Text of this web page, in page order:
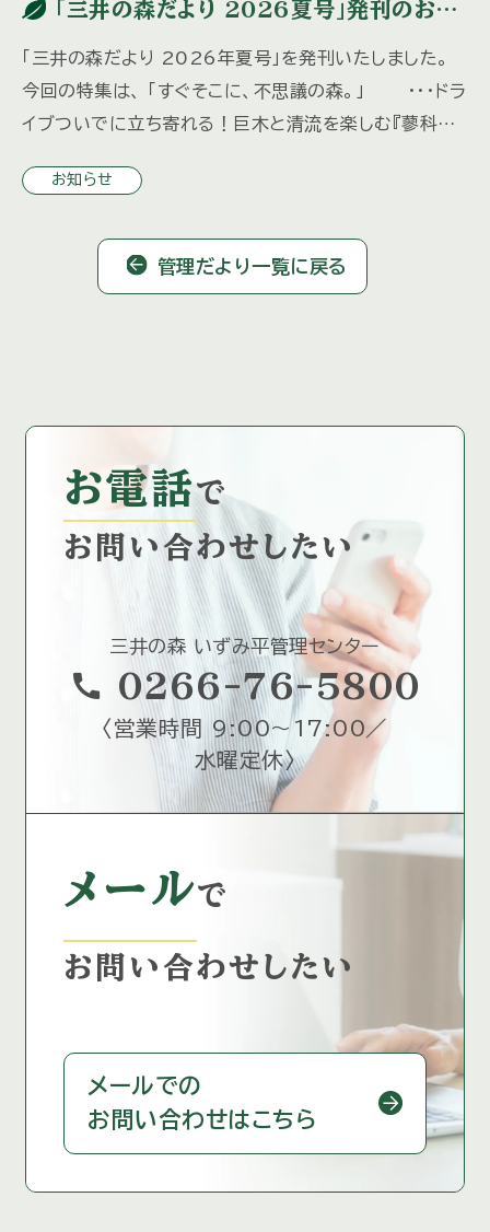
「三井の森だより 2026夏号」発刊のお知
「三井の森だより 2026年夏号」を発刊いたしました。
今回の特集は、 「すぐそこに、不思議の森。」 ・・・ドラ
イブついでに立ち寄れる！巨木と清流を楽しむ『蓼科大
お知らせ
管理だより一覧に戻る
お電話で
お問い合わせしたい
三井の森 いずみ平管理センター
call 0266-76-5800
〈 営業時間 9:00～17:00／
水曜定休〉
メールで
お問い合わせしたい
メールでの
お問い合わせはこちら